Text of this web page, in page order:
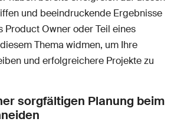
und beeindruckende Ergebnisse
Product Owner oder Teil eines
Thema widmen, um Ihre
und erfolgreichere Projekte zu
sorgfältigen Planung beim